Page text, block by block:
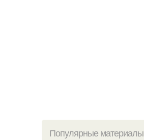
Популярные материалы